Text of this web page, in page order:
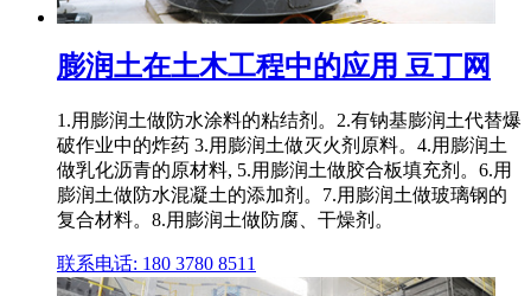
膨润土在土木工程中的应用 豆丁网
1.用膨润土做防水涂料的粘结剂。2.有钠基膨润土代替爆
破作业中的炸药 3.用膨润土做灭火剂原料。4.用膨润土
做乳化沥青的原材料, 5.用膨润土做胶合板填充剂。6.用
膨润土做防水混凝土的添加剂。7.用膨润土做玻璃钢的
复合材料。8.用膨润土做防腐、干燥剂。
联系电话: 180 3780 8511